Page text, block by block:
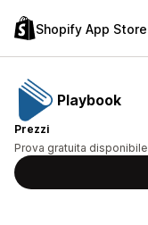
Shopify App Store
Playbook
Prezzi
Prova gratuita disponibile